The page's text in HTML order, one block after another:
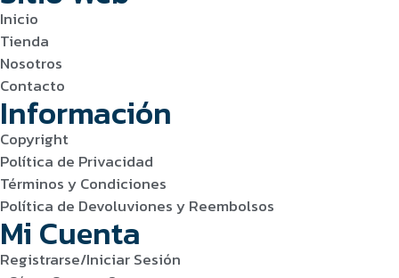
Inicio
Tienda
Nosotros
Contacto
Información
Copyright
Política de Privacidad
Términos y Condiciones
Política de Devoluviones y Reembolsos
Mi Cuenta
Registrarse/Iniciar Sesión